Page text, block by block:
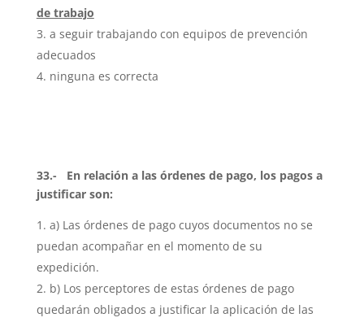
de trabajo
a seguir trabajando con equipos de prevención
adecuados
ninguna es correcta
33.- En relación a las órdenes de pago, los pagos a
justificar son:
a) Las órdenes de pago cuyos documentos no se
puedan acompañar en el momento de su
expedición.
b) Los perceptores de estas órdenes de pago
quedarán obligados a justificar la aplicación de las